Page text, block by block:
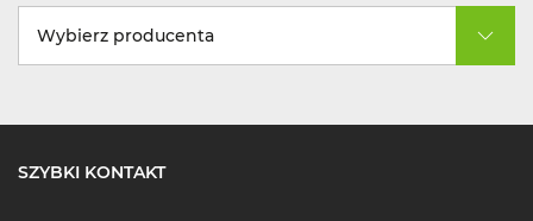
Wybierz producenta
SZYBKI KONTAKT